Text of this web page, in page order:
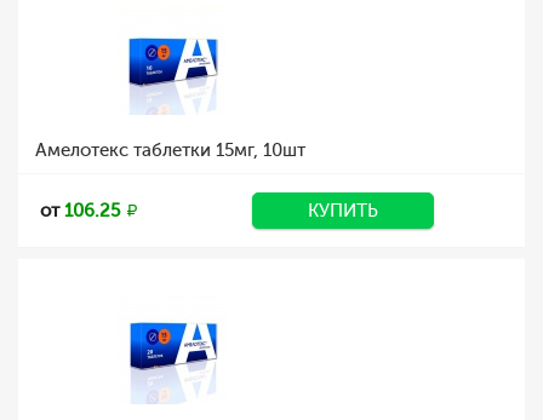
Амелотекс таблетки 15мг, 10шт
от106.25 КУПИТЬ